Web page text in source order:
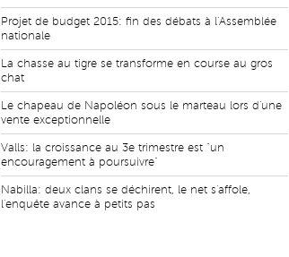
Projet de budget 2015: fin des débats à l'Assemblée
nationale
La chasse au tigre se transforme en course au gros
chat
Le chapeau de Napoléon sous le marteau lors d'une
vente exceptionnelle
Valls: la croissance au 3e trimestre est "un
encouragement à poursuivre"
Nabilla: deux clans se déchirent, le net s'affole,
l'enquête avance à petits pas